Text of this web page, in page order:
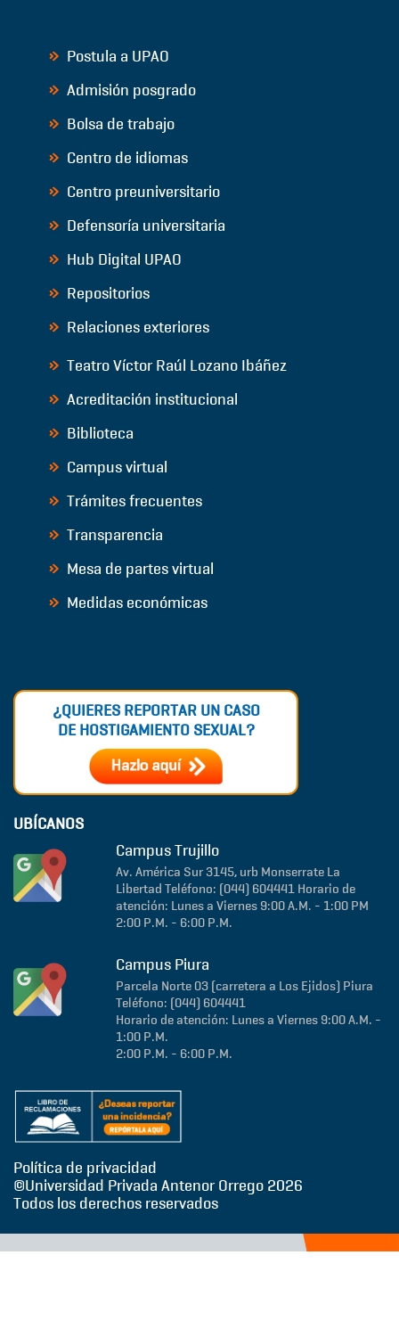
Postula a UPAO
Admisión posgrado
Bolsa de trabajo
Centro de idiomas
Centro preuniversitario
Defensoría universitaria
Hub Digital UPAO
Repositorios
Relaciones exteriores
Teatro Víctor Raúl Lozano Ibáñez
Acreditación institucional
Biblioteca
Campus virtual
Trámites frecuentes
Transparencia
Mesa de partes virtual
Medidas económicas
¿QUIERES REPORTAR UN CASO
DE HOSTIGAMIENTO SEXUAL?
UBÍCANOS
Campus Trujillo
Av. América Sur 3145, urb Monserrate La
Libertad Teléfono: (044) 604441 Horario de
atención: Lunes a Viernes 9:00 A.M. - 1:00 PM
2:00 P.M. - 6:00 P.M.
Campus Piura
Parcela Norte 03 (carretera a Los Ejidos) Piura
Teléfono: (044) 604441
Horario de atención: Lunes a Viernes 9:00 A.M. -
1:00 P.M.
2:00 P.M. - 6:00 P.M.
Política de privacidad
©Universidad Privada Antenor Orrego 2026
Todos los derechos reservados